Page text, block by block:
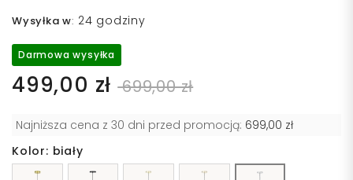
Wysyłka w: 24 godziny
Darmowa wysyłka
499,00 zł 699,00 zł
Najniższa cena z 30 dni przed promocją: 699,00 zł
Kolor: biały